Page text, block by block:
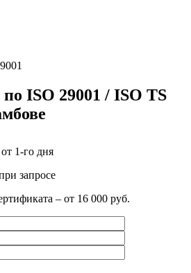
ISO 29001 / ISO TS
1-го дня
запросе
– от 16 000 руб.